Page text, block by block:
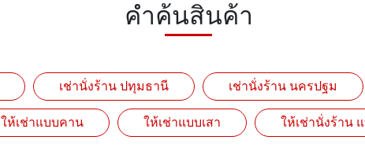
คำค้นสินค้า
เช่านั่งร้าน ปทุมธานี เช่านั่งร้าน นครปฐม
ให้เช่าแบบคาน ให้เช่าแบบเสา ให้เช่านั่งร้าน